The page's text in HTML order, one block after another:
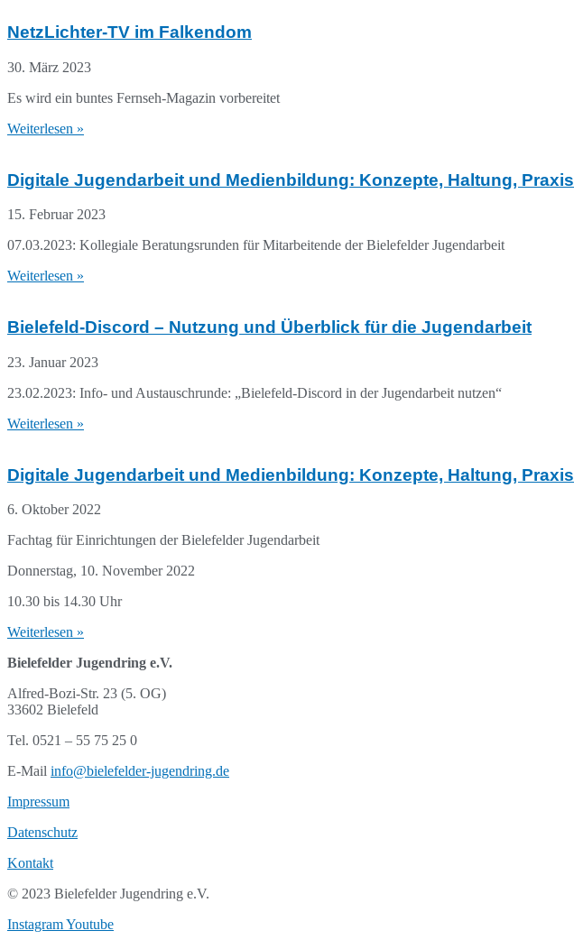
NetzLichter-TV im Falkendom
30. März 2023
Es wird ein buntes Fernseh-Magazin vorbereitet
Weiterlesen »
Digitale Jugendarbeit und Medienbildung: Konzepte, Haltung, Praxis
15. Februar 2023
07.03.2023: Kollegiale Beratungsrunden für Mitarbeitende der Bielefelder Jugendarbeit
Weiterlesen »
Bielefeld-Discord – Nutzung und Überblick für die Jugendarbeit
23. Januar 2023
23.02.2023: Info- und Austauschrunde: „Bielefeld-Discord in der Jugendarbeit nutzen“
Weiterlesen »
Digitale Jugendarbeit und Medienbildung: Konzepte, Haltung, Praxis
6. Oktober 2022
Fachtag für Einrichtungen der Bielefelder Jugendarbeit
Donnerstag, 10. November 2022
10.30 bis 14.30 Uhr
Weiterlesen »
Bielefelder Jugendring e.V.
Alfred-Bozi-Str. 23 (5. OG)
33602 Bielefeld
Tel. 0521 – 55 75 25 0
E-Mail info@bielefelder-jugendring.de
Impressum
Datenschutz
Kontakt
© 2023 Bielefelder Jugendring e.V.
InstagramYoutube